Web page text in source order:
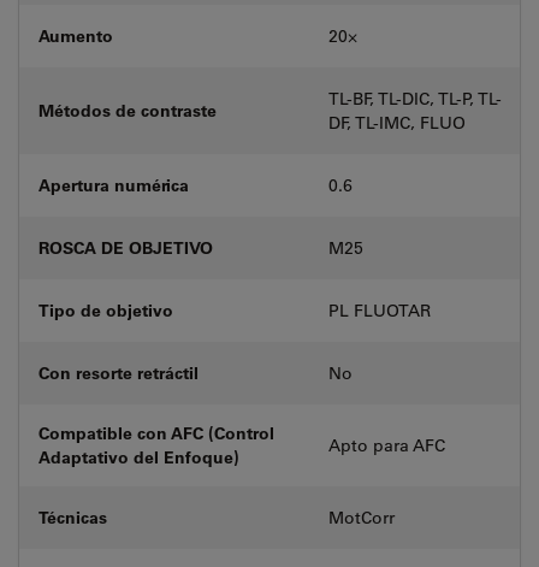
Aumento 20⨉
Métodos de contraste
TL-BF, TL-DIC, TL-P, TL-
DF, TL-IMC, FLUO
Apertura numérica 0.6
ROSCA DE OBJETIVO M25
Tipo de objetivo PL FLUOTAR
Con resorte retráctil No
Compatible con AFC (Control
Adaptativo del Enfoque)
Apto para AFC
Técnicas MotCorr